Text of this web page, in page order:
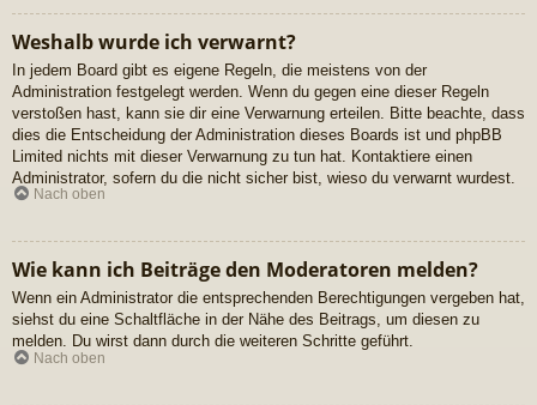
Weshalb wurde ich verwarnt?
In jedem Board gibt es eigene Regeln, die meistens von der
Administration festgelegt werden. Wenn du gegen eine dieser Regeln
verstoßen hast, kann sie dir eine Verwarnung erteilen. Bitte beachte, dass
dies die Entscheidung der Administration dieses Boards ist und phpBB
Limited nichts mit dieser Verwarnung zu tun hat. Kontaktiere einen
Administrator, sofern du die nicht sicher bist, wieso du verwarnt wurdest.
Nach oben
Wie kann ich Beiträge den Moderatoren melden?
Wenn ein Administrator die entsprechenden Berechtigungen vergeben hat,
siehst du eine Schaltfläche in der Nähe des Beitrags, um diesen zu
melden. Du wirst dann durch die weiteren Schritte geführt.
Nach oben